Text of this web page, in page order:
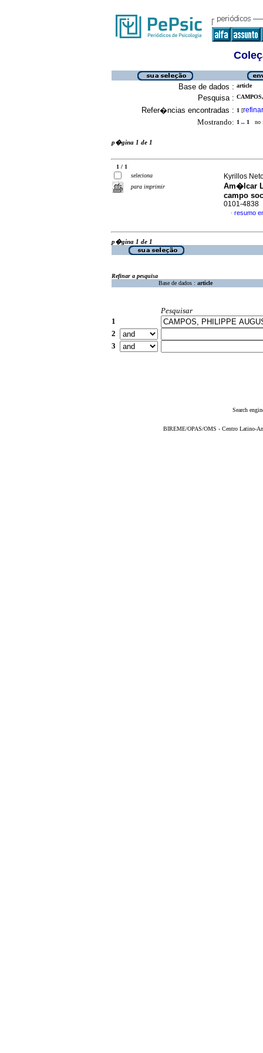
Base de dados : article
Pesquisa :
Refer�ncias encontradas : 1 [refinar
Mostrando: 1 .. 1 no
p�gina 1 de 1
1 / 1
seleciona
para imprimir
Kyrillos
Am�lcar
campo
0101-4838
· resumo
p�gina 1 de 1
Refinar a pesquisa
Base de dados : article
Pesquisar
1
2
3
Search
BIREME/OPAS/OMS - Centro Latino-